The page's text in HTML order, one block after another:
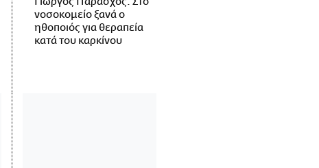
νοσοκομείο ξανά ο
ηθοποιός για θεραπεία
κατά του καρκίνου